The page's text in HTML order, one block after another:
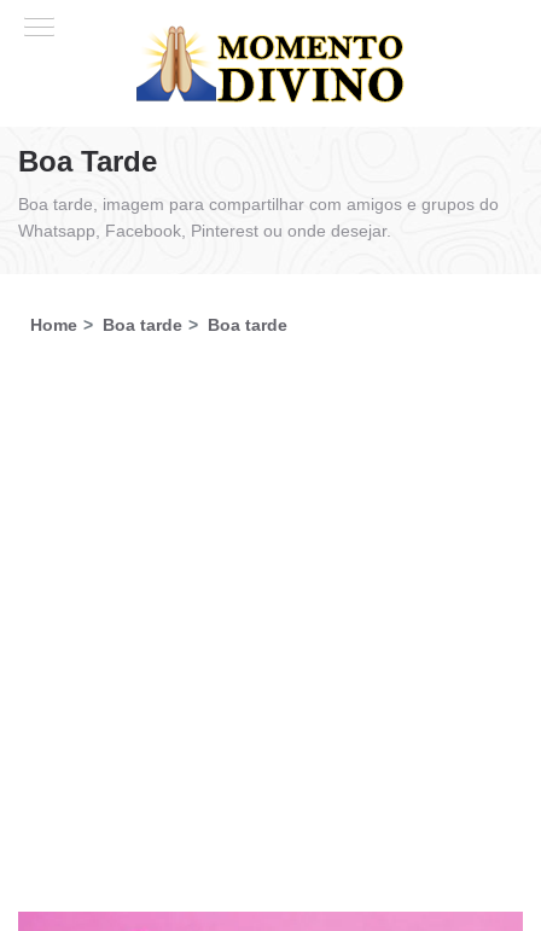
Boa Tarde
Boa tarde, imagem para compartilhar com amigos e grupos do
Whatsapp, Facebook, Pinterest ou onde desejar.
Home Boa tarde Boa tarde